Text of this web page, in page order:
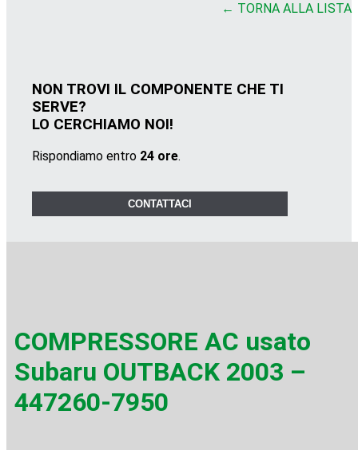
← TORNA ALLA LISTA
NON TROVI IL COMPONENTE CHE TI
SERVE?
LO CERCHIAMO NOI!
Rispondiamo entro 24 ore.
CONTATTACI
COMPRESSORE AC usato
Subaru OUTBACK 2003 –
447260-7950